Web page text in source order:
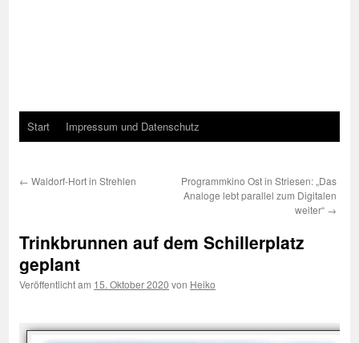
Start Impressum und Datenschutz
← Waldorf-Hort in Strehlen
Programmkino Ost in Striesen: „Das
Analoge lebt parallel zum Digitalen
weiter“ →
Trinkbrunnen auf dem Schillerplatz
geplant
Veröffentlicht am 15. Oktober 2020 von Heiko